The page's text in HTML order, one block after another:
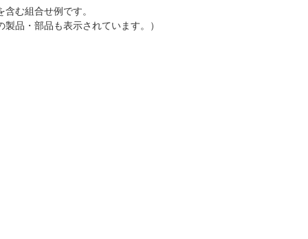
む組合せ例です。
製品・部品も表示されています。）